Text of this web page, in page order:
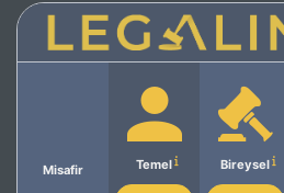
Misafir Temel Bireysel